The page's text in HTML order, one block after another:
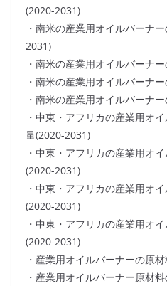
(2020-2031)
・南米の産業用オイルバーナ
2031)
・南米の産業用オイルバーナ
・南米の産業用オイルバーナ
・南米の産業用オイルバーナ
・中東・アフリカの産業用オ
量(2020-2031)
・中東・アフリカの産業用オ
(2020-2031)
・中東・アフリカの産業用オ
(2020-2031)
・中東・アフリカの産業用オ
(2020-2031)
・産業用オイルバーナーの原
・産業用オイルバーナー原材